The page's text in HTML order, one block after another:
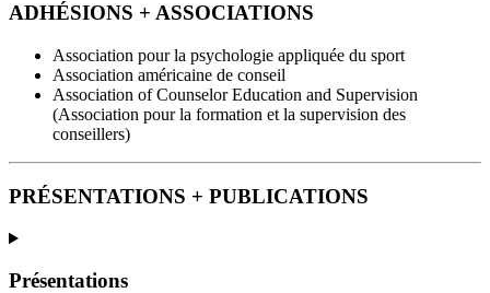
ADHÉSIONS + ASSOCIATIONS
Association pour la psychologie appliquée du sport
Association américaine de conseil
Association of Counselor Education and Supervision
(Association pour la formation et la supervision des
conseillers)
PRÉSENTATIONS + PUBLICATIONS
Présentations